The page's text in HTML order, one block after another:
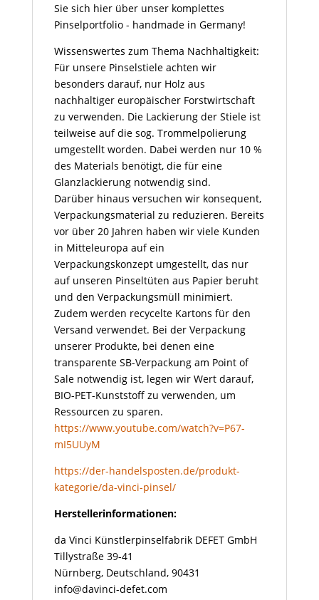
Sie sich hier über unser komplettes
Pinselportfolio - handmade in Germany!
Wissenswertes zum Thema Nachhaltigkeit:
Für unsere Pinselstiele achten wir
besonders darauf, nur Holz aus
nachhaltiger europäischer Forstwirtschaft
zu verwenden. Die Lackierung der Stiele ist
teilweise auf die sog. Trommelpolierung
umgestellt worden. Dabei werden nur 10 %
des Materials benötigt, die für eine
Glanzlackierung notwendig sind.
Darüber hinaus versuchen wir konsequent,
Verpackungsmaterial zu reduzieren. Bereits
vor über 20 Jahren haben wir viele Kunden
in Mitteleuropa auf ein
Verpackungskonzept umgestellt, das nur
auf unseren Pinseltüten aus Papier beruht
und den Verpackungsmüll minimiert.
Zudem werden recycelte Kartons für den
Versand verwendet. Bei der Verpackung
unserer Produkte, bei denen eine
transparente SB-Verpackung am Point of
Sale notwendig ist, legen wir Wert darauf,
BIO-PET-Kunststoff zu verwenden, um
Ressourcen zu sparen.
https://www.youtube.com/watch?v=P67-
mI5UUyM
https://der-handelsposten.de/produkt-
kategorie/da-vinci-pinsel/
Herstellerinformationen:
da Vinci Künstlerpinselfabrik DEFET GmbH
Tillystraße 39-41
Nürnberg, Deutschland, 90431
info@davinci-defet.com